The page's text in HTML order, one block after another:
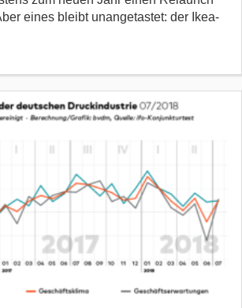
eines bleibt unangetastet: der Ikea-